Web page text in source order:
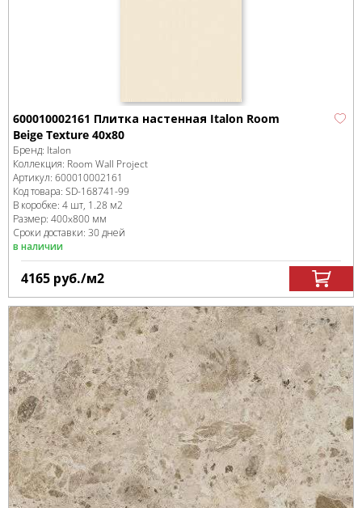
600010002161 Плитка настенная Italon Room
Beige Texture 40x80
Бренд: Italon
Коллекция: Room Wall Project
Артикул: 600010002161
Код товара: SD-168741-99
В коробке: 4 шт, 1.28 м2
Размер: 400x800 мм
Сроки доставки: 30 дней
в наличии
4165 руб./м2